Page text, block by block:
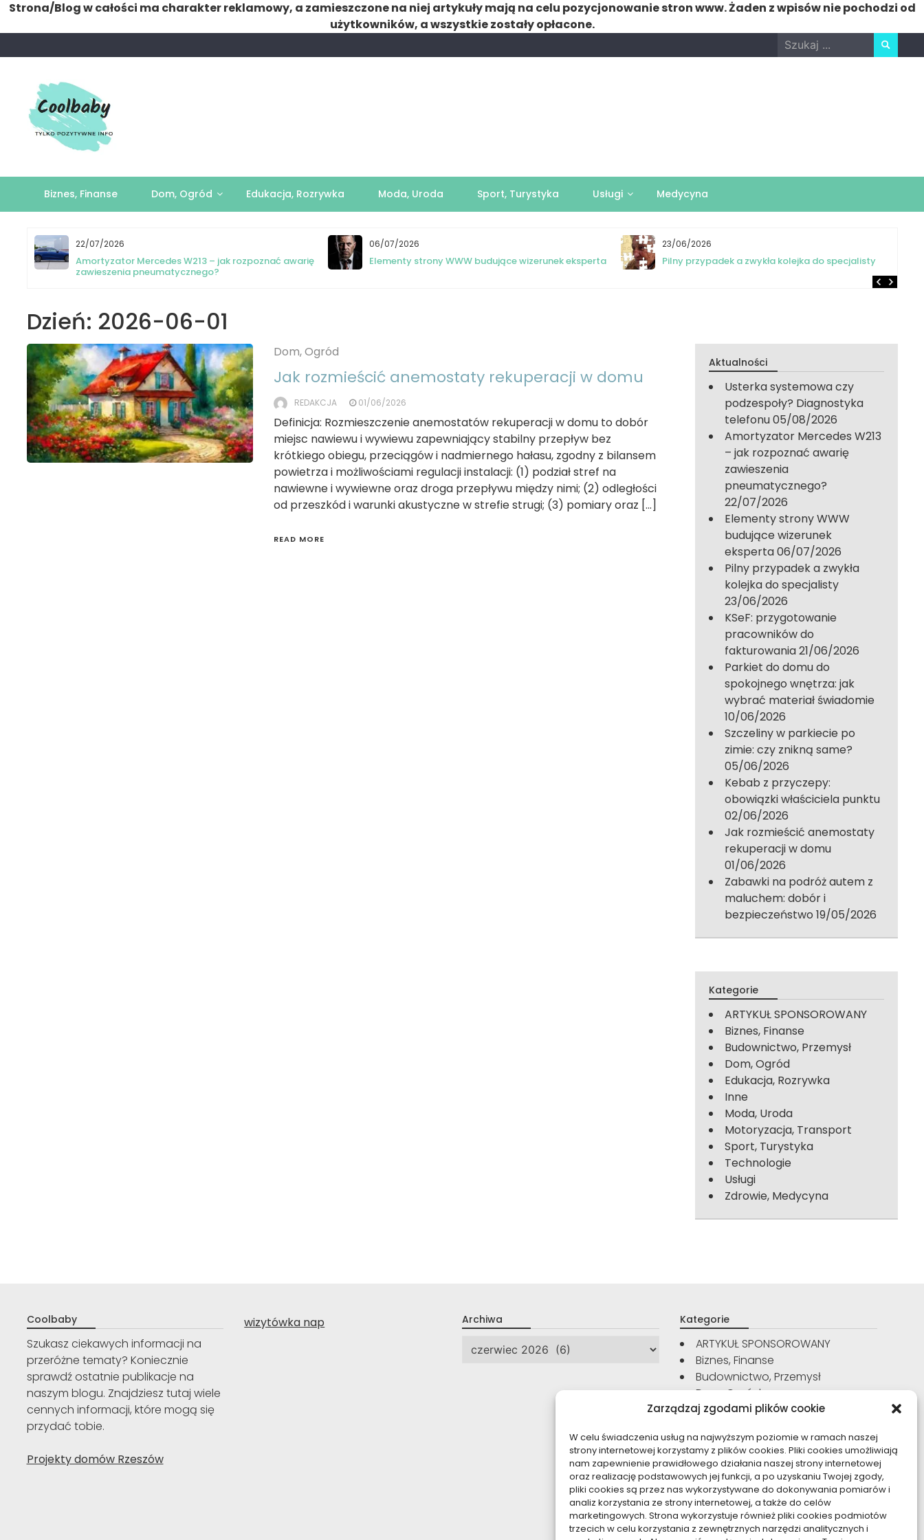
Zarządzaj zgodami plików cookie
W celu świadczenia usług na najwyższym poziomie w ramach naszej
strony internetowej korzystamy z plików cookies. Pliki cookies umożliwiają
nam zapewnienie prawidłowego działania naszej strony internetowej
oraz realizację podstawowych jej funkcji, a po uzyskaniu Twojej zgody,
pliki cookies są przez nas wykorzystywane do dokonywania pomiarów i
analiz korzystania ze strony internetowej, a także do celów
marketingowych. Strona wykorzystuje również pliki cookies podmiotów
trzecich w celu korzystania z zewnętrznych narzędzi analitycznych i
Strona/Blog w całości ma charakter reklamowy, a zamieszczone na niej artykuły mają na celu pozycjonowanie stron www. Żaden z wpisów nie pochodzi od
użytkowników, a wszystkie zostały opłacone.
to
Search
for:
Biznes, Finanse Dom, Ogród Edukacja, Rozrywka Moda, Uroda Sport, Turystyka Usługi Medycyna
22/07/2026
Amortyzator Mercedes W213 – jak rozpoznać awarię
zawieszenia pneumatycznego?
06/07/2026
Elementy strony WWW budujące wizerunek eksperta
23/06/2026
Pilny przypadek a zwykła kolejka do specjalisty
Dzień: 2026-06-01
Dom, Ogród
Jak rozmieścić anemostaty rekuperacji w domu
REDAKCJA 01/06/2026
Definicja: Rozmieszczenie anemostatów rekuperacji w domu to dobór
miejsc nawiewu i wywiewu zapewniający stabilny przepływ bez
krótkiego obiegu, przeciągów i nadmiernego hałasu, zgodny z bilansem
powietrza i możliwościami regulacji instalacji: (1) podział stref na
nawiewne i wywiewne oraz droga przepływu między nimi; (2) odległości
od przeszkód i warunki akustyczne w strefie strugi; (3) pomiary oraz […]
READ MORE
Aktualności
Usterka systemowa czy
podzespoły? Diagnostyka
telefonu05/08/2026
Amortyzator Mercedes W213
– jak rozpoznać awarię
zawieszenia
pneumatycznego?
22/07/2026
Elementy strony WWW
budujące wizerunek
eksperta06/07/2026
Pilny przypadek a zwykła
kolejka do specjalisty
23/06/2026
KSeF: przygotowanie
pracowników do
fakturowania21/06/2026
Parkiet do domu do
spokojnego wnętrza: jak
wybrać materiał świadomie
10/06/2026
Szczeliny w parkiecie po
zimie: czy znikną same?
05/06/2026
Kebab z przyczepy:
obowiązki właściciela punktu
02/06/2026
Jak rozmieścić anemostaty
rekuperacji w domu
01/06/2026
Zabawki na podróż autem z
maluchem: dobór i
bezpieczeństwo 19/05/2026
Kategorie
ARTYKUŁ SPONSOROWANY
Biznes, Finanse
Budownictwo, Przemysł
Dom, Ogród
Edukacja, Rozrywka
Inne
Moda, Uroda
Motoryzacja, Transport
Sport, Turystyka
Technologie
Usługi
Zdrowie, Medycyna
Coolbaby
Szukasz ciekawych informacji na
przeróżne tematy? Koniecznie
sprawdź ostatnie publikacje na
naszym blogu. Znajdziesz tutaj wiele
cennych informacji, które mogą się
przydać tobie.
Projekty domów Rzeszów
wizytówka nap Archiwa
Archiwa
Kategorie
ARTYKUŁ SPONSOROWANY
Biznes, Finanse
Budownictwo, Przemysł
Dom, Ogród
Edukacja, Rozrywka
Moda, Uroda
Motoryzacja, Transport
Sport, Turystyka
Technologie
Usługi
Zdrowie, Medycyna